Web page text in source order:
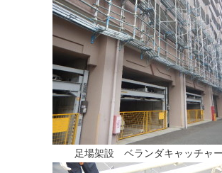
足場架設 ベランダキャッチャ